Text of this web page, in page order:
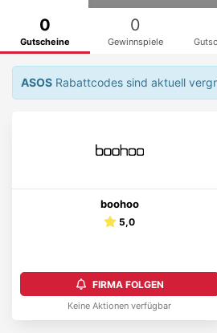
0
Gutscheine
0
Gewinnspiele
ASOS Rabattcodes sind aktuell
boohoo
5,0
FIRMA FOLGEN
Keine Aktionen verfügbar